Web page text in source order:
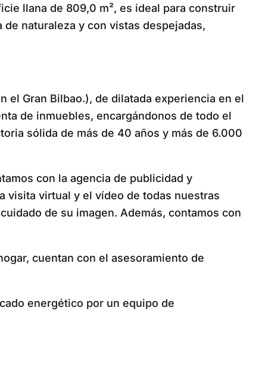
llana de 809,0 m², es ideal para construir
naturaleza y con vistas despejadas,
el Gran Bilbao.), de dilatada experiencia en el
de inmuebles, encargándonos de todo el
sólida de más de 40 años y más de 6.000
con la agencia de publicidad y
visita virtual y el vídeo de todas nuestras
de su imagen. Además, contamos con
cuentan con el asesoramiento de
energético por un equipo de